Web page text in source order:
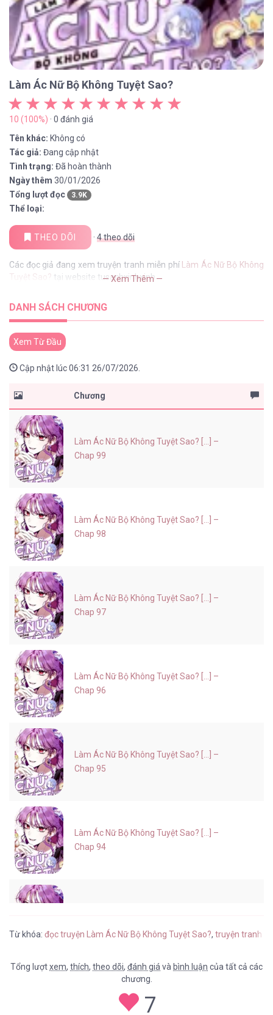
Làm Ác Nữ Bộ Không Tuyệt Sao?
10 (100%) · 0 đánh giá
Tên khác: Không có
Tác giả: Đang cập nhật
Tình trạng: Đã hoàn thành
Ngày thêm 30/01/2026
Tổng lượt đọc
3.9K
Thể loại:
THEO DÕI · 4theo dõi
Các đọc giả đang xem truyện tranh miễn phí
Làm Ác Nữ Bộ Không
Tuyệt Sao? tại website tusachxinhxinh
— Xem Thêm —
DANH SÁCH CHƯƠNG
Xem Từ Đầu
Cập nhật lúc 06:31 26/07/2026.
Chương
Làm Ác Nữ Bộ Không Tuyệt Sao? [...] –
Chap 99
Làm Ác Nữ Bộ Không Tuyệt Sao? [...] –
Chap 98
Làm Ác Nữ Bộ Không Tuyệt Sao? [...] –
Chap 97
Làm Ác Nữ Bộ Không Tuyệt Sao? [...] –
Chap 96
Làm Ác Nữ Bộ Không Tuyệt Sao? [...] –
Chap 95
Làm Ác Nữ Bộ Không Tuyệt Sao? [...] –
Chap 94
Từ khóa: đọc truyện Làm Ác Nữ Bộ Không Tuyệt Sao?, truyện tranh
Tổng lượtxem, thích, theo dõi, đánh giá và bình luận của tất cả các
chương.
7